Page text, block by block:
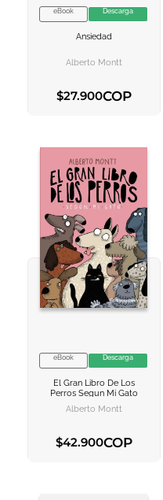
VER INFORMACION
eBook Descarga
Ansiedad
Alberto Montt
$27.900COP
VER INFORMACION
AGREGAR AL
eBook Descarga
El Gran Libro De Los
Perros Segun Mi Gato
Alberto Montt
$42.900COP